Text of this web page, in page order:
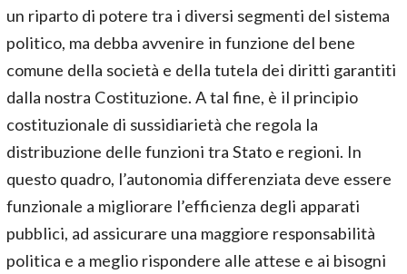
un riparto di potere tra i diversi segmenti del sistema
politico, ma debba avvenire in funzione del bene
comune della società e della tutela dei diritti garantiti
dalla nostra Costituzione. A tal fine, è il principio
costituzionale di sussidiarietà che regola la
distribuzione delle funzioni tra Stato e regioni. In
questo quadro, l’autonomia differenziata deve essere
funzionale a migliorare l’efficienza degli apparati
pubblici, ad assicurare una maggiore responsabilità
politica e a meglio rispondere alle attese e ai bisogni